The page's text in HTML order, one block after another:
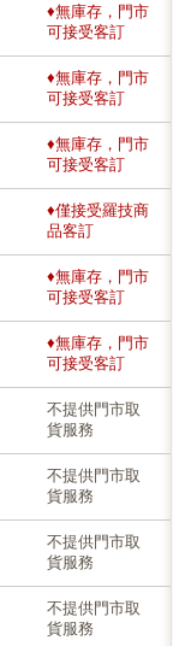
♦無庫存，門市
可接受客訂
♦無庫存，門市
可接受客訂
♦無庫存，門市
可接受客訂
♦僅接受羅技商
品客訂
♦無庫存，門市
可接受客訂
♦無庫存，門市
可接受客訂
不提供門市取
貨服務
不提供門市取
貨服務
不提供門市取
貨服務
不提供門市取
貨服務